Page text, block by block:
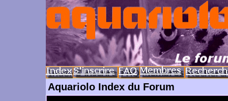
Aquariolo Index du Forum